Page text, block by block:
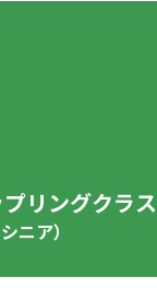
リングクラス
ニア）